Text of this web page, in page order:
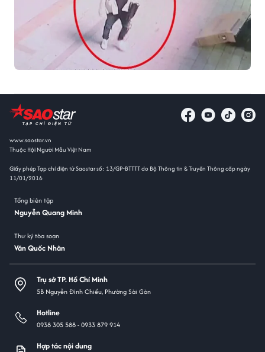
www.saostar.vn
Thuộc Hội Người Mẫu Việt Nam
Giấy phép Tạp chí điện tử Saostar số: 13/GP-BTTTT do Bộ Thông tin & Truyền Thông cấp ngày
11/01/2016
Tổng biên tập
Nguyễn Quang Minh
Thư ký tòa soạn
Văn Quốc Nhân
Trụ sở TP. Hồ Chí Minh
5B Nguyễn Đình Chiểu, Phường Sài Gòn
Hotline
0938 305 588 -0933 879 914
Hợp tác nội dung